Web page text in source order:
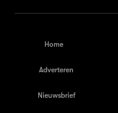
Home
Adverteren
Nieuwsbrief